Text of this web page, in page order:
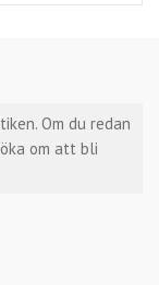
Om du redan
om att bli